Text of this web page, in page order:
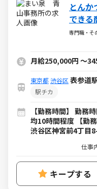
とんか
できる
つくり
専門職・そ
月給250,000円 ～
東京都 渋谷区 表参道
駅チカ
【勤務時間】 勤務
均10時間程度 【勤
渋谷区神宮前4丁目
仕事
キープする